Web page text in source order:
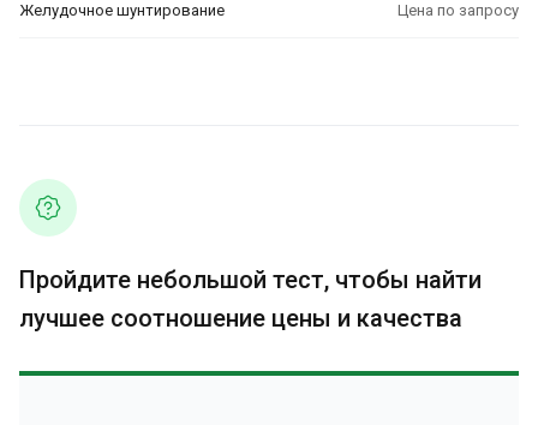
Желудочное шунтирование Цена по запросу
Пройдите небольшой тест, чтобы найти
лучшее соотношение цены и качества